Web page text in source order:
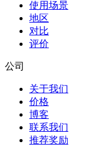
使用场景
地区
对比
评价
公司
关于我们
价格
博客
联系我们
推荐奖励